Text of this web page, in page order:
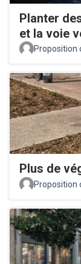
Planter
et la voie
Proposition
Plus de
Proposition